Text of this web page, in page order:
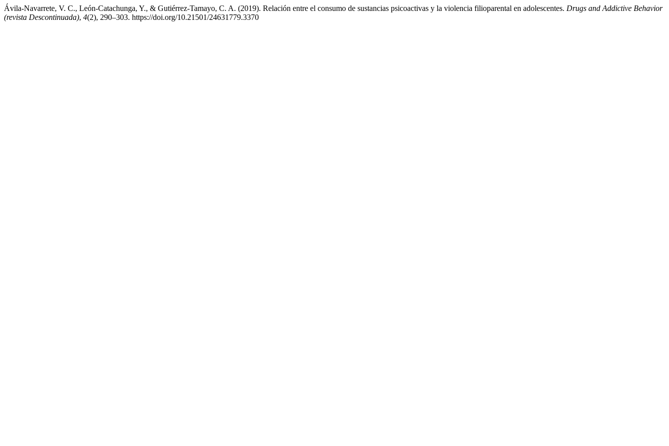
Ávila-Navarrete, V. C., León-Catachunga, Y., & Gutiérrez-Tamayo, C. A. (2019). Relación entre el consumo de sustancias psicoactivas y la violencia filioparental en adolescentes. Drugs and Addictive Behavior
(revista Descontinuada), 4(2), 290–303. https://doi.org/10.21501/24631779.3370